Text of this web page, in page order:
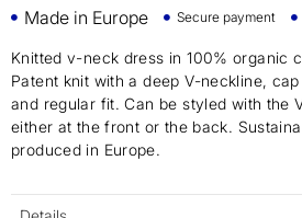
Made in Europe Secure payment
Knitted v-neck dress in 100% organic
Patent knit with a deep V-neckline,
and regular fit. Can be styled with the
either at the front or the back.
produced in Europe.